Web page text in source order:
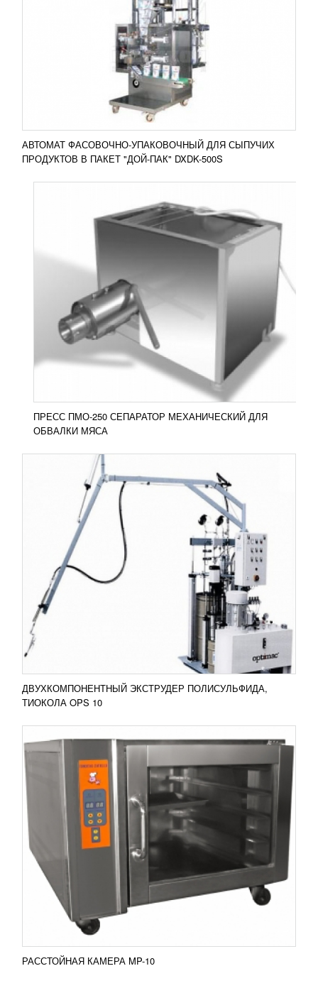
АВТОМАТ ФАСОВОЧНО-УПАКОВОЧНЫЙ ДЛЯ СЫПУЧИХ
ПРОДУКТОВ В ПАКЕТ "ДОЙ-ПАК" DXDK-500S
RUB
Пресс ПМО-250 сепаратор используется для
механический для обвалки мясной продукции.
Данный процесс включает этапы отделения мяса
и рыбы от костей, а...
Добавить в сравнение
ПРЕСС ПМО-250 СЕПАРАТОР МЕХАНИЧЕСКИЙ ДЛЯ
ОБВАЛКИ МЯСА
ДВУХКОМПОНЕНТНЫЙ ЭКСТРУДЕР
ПОЛИСУЛЬФИДА, ТИОКОЛА OPS 10
848 112RUB
Двухкомпонентный экструдер полисульфида,
тиокола OPS 10 используется для вторичной
герметизации стеклопакета.
ПОДРОБНЕЕ
Добавить в сравнение
ДВУХКОМПОНЕНТНЫЙ ЭКСТРУДЕР ПОЛИСУЛЬФИДА,
ТИОКОЛА OPS 10
РАССТОЙНАЯ КАМЕРА MP-10
60 430
Расстойная камера MP-10 Расстойная камера MP-
10 применяются на производстве хлебопекарских
изделий, хлебозаводах, на предприятиях...
Добавить в сравнение
РАССТОЙНАЯ КАМЕРА MP-10
ГОРИЗОНТАЛЬНАЯ УПАКОВОЧНАЯ
МАШИНА ALD-450X
667 905RUB
Если вы организовали свое производство
кондитерских изделий (печенье, конфеты,
пирожки и другое) или других штучных товаров
(например, одноразовую...
ПОДРОБНЕЕ
Добавить в сравнение